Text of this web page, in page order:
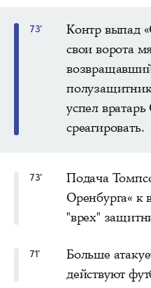
73'
Контр выпад
свои ворота
успел
среагировать.
73'
Подача
Оренбурга« к
"врех"
71'
Больше
действуют